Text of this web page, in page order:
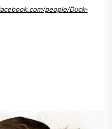
people/Duck-